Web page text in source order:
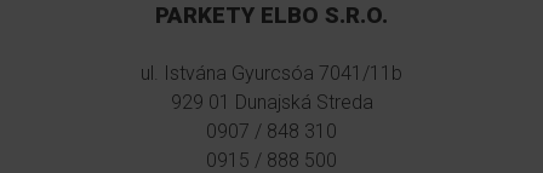
PARKETY ELBO S.R.O.
ul. Istvána Gyurcsóa 7041/11b
929 01 Dunajská Streda
0907 / 848 310
0915 / 888 500